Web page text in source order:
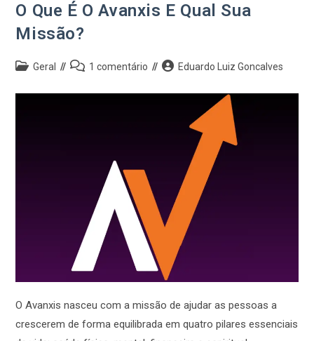
O Que É O Avanxis E Qual Sua
Missão?
Geral 1 comentário Eduardo Luiz Goncalves
O Avanxis nasceu com a missão de ajudar as pessoas a
crescerem de forma equilibrada em quatro pilares essenciais